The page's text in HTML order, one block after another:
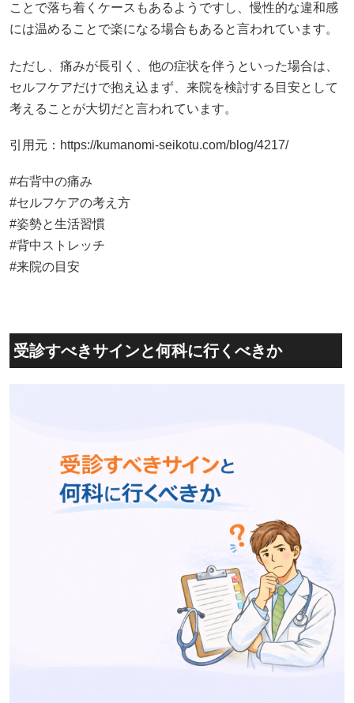
ことで落ち着くケースもあるようですし、慢性的な違和感
には温めることで楽になる場合もあると言われています。
ただし、痛みが長引く、他の症状を伴うといった場合は、
セルフケアだけで抱え込まず、来院を検討する目安として
考えることが大切だと言われています。
引用元： https://kumanomi-seikotu.com/blog/4217/
#右背中の痛み
#セルフケアの考え方
#姿勢と生活習慣
#背中ストレッチ
#来院の目安
受診すべきサインと何科に行くべきか